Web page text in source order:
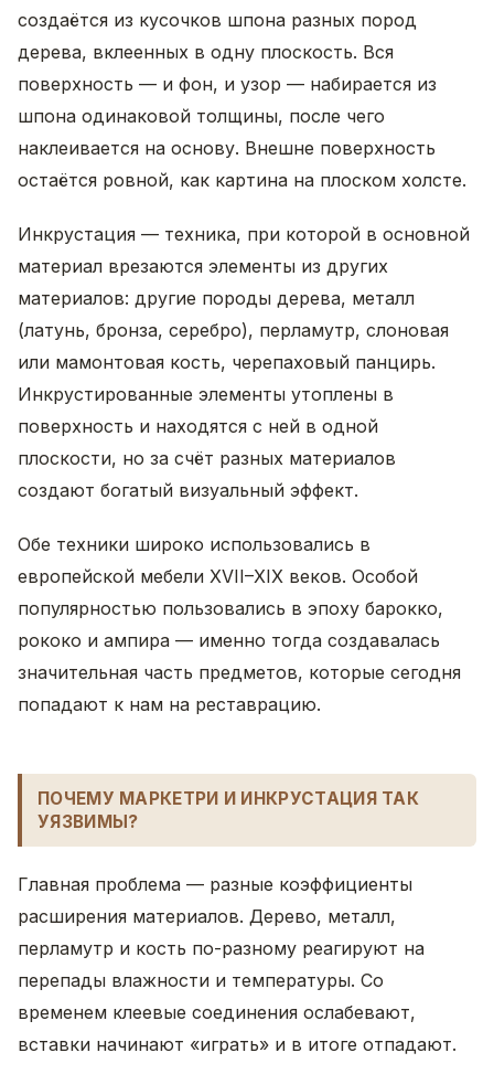
создаётся из кусочков шпона разных пород
дерева, вклеенных в одну плоскость. Вся
поверхность — и фон, и узор — набирается из
шпона одинаковой толщины, после чего
наклеивается на основу. Внешне поверхность
остаётся ровной, как картина на плоском холсте.
Инкрустация — техника, при которой в основной
материал врезаются элементы из других
материалов: другие породы дерева, металл
(латунь, бронза, серебро), перламутр, слоновая
или мамонтовая кость, черепаховый панцирь.
Инкрустированные элементы утоплены в
поверхность и находятся с ней в одной
плоскости, но за счёт разных материалов
создают богатый визуальный эффект.
Обе техники широко использовались в
европейской мебели XVII–XIX веков. Особой
популярностью пользовались в эпоху барокко,
рококо и ампира — именно тогда создавалась
значительная часть предметов, которые сегодня
попадают к нам на реставрацию.
ПОЧЕМУ МАРКЕТРИ И ИНКРУСТАЦИЯ ТАК
УЯЗВИМЫ?
Главная проблема — разные коэффициенты
расширения материалов. Дерево, металл,
перламутр и кость по-разному реагируют на
перепады влажности и температуры. Со
временем клеевые соединения ослабевают,
вставки начинают «играть» и в итоге отпадают.